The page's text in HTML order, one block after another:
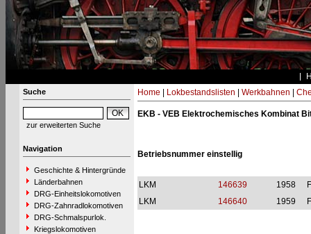
Suche
zur erweiterten Suche
Navigation
Geschichte & Hintergründe
Länderbahnen
DRG-Einheitslokomotiven
DRG-Zahnradlokomotiven
DRG-Schmalspurlok.
Kriegslokomotiven
Home Lokbestandslisten Werkbahnen
EKB - VEB Elektrochemisches Kombinat
Betriebsnummer einstellig
LKM 146639 1958
LKM
146640 1959